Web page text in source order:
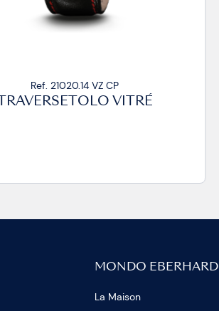
Ref. 21020.14 VZ CP
TRAVERSETOLO VITRÉ
MONDO EBERHARD
La Maison